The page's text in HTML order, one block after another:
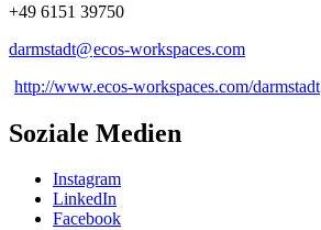
+49 6151 39750
darmstadt@ecos-workspaces.com
http://www.ecos-workspaces.com/darmstadt
Soziale Medien
Instagram
LinkedIn
Facebook